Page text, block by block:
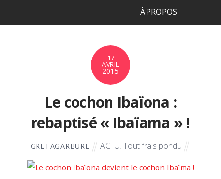
À PROPOS
17
AVRIL
2015
Le cochon Ibaïona :
rebaptisé « Ibaïama » !
GRETAGARBURE ACTU, Tout frais pondu